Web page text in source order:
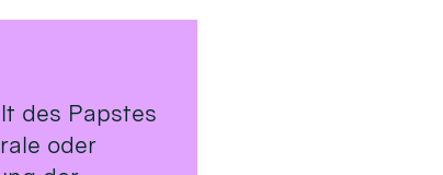
des Papstes
oder